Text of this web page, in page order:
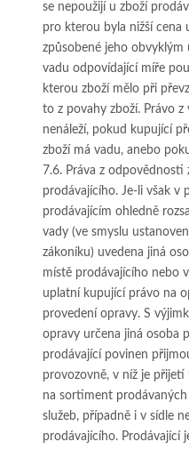
se nepoužijí u zboží
pro kterou byla nižší cena
způsobené jeho obvyklým
vadu odpovídající míře
kterou zboží mělo při
to z povahy zboží. Právo
nenáleží, pokud kupující
zboží má vadu, anebo
7.6. Práva z odpovědnosti
prodávajícího. Je-li však v
prodávajícím ohledně
vady (ve smyslu
zákoníku) uvedena jiná
místě prodávajícího nebo
uplatní kupující právo na
provedení opravy. S
opravy určena jiná osoba
prodávající povinen
provozovně, v níž je přijetí
na sortiment
služeb, případně i v sídle
prodávajícího. Prodávající